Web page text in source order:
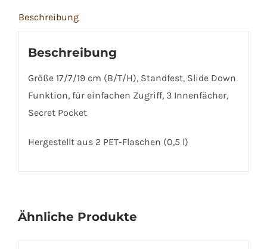
Beschreibung
Beschreibung
Größe 17/7/19 cm (B/T/H), Standfest, Slide Down
Funktion, für einfachen Zugriff, 3 Innenfächer,
Secret Pocket
Hergestellt aus 2 PET-Flaschen (0,5 l)
Ähnliche Produkte